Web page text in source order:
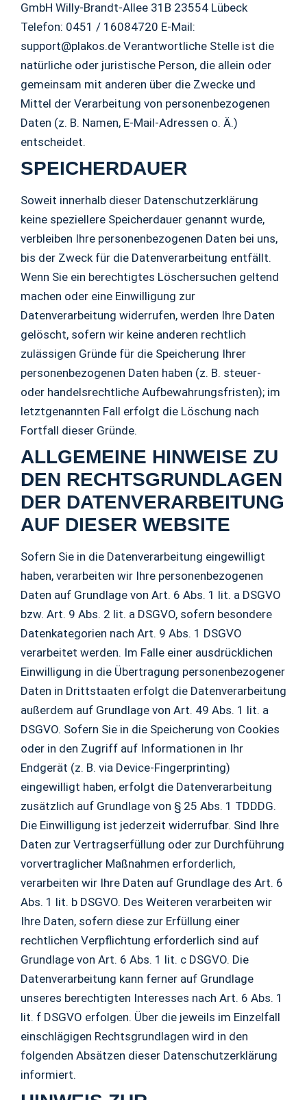
GmbH Willy-Brandt-Allee 31B 23554 Lübeck
Telefon: 0451 / 16084720 E-Mail:
support@plakos.de Verantwortliche Stelle ist die
natürliche oder juristische Person, die allein oder
gemeinsam mit anderen über die Zwecke und
Mittel der Verarbeitung von personenbezogenen
Daten (z. B. Namen, E-Mail-Adressen o. Ä.)
entscheidet.
SPEICHERDAUER
Soweit innerhalb dieser Datenschutzerklärung
keine speziellere Speicherdauer genannt wurde,
verbleiben Ihre personenbezogenen Daten bei uns,
bis der Zweck für die Datenverarbeitung entfällt.
Wenn Sie ein berechtigtes Löschersuchen geltend
machen oder eine Einwilligung zur
Datenverarbeitung widerrufen, werden Ihre Daten
gelöscht, sofern wir keine anderen rechtlich
zulässigen Gründe für die Speicherung Ihrer
personenbezogenen Daten haben (z. B. steuer-
oder handelsrechtliche Aufbewahrungsfristen); im
letztgenannten Fall erfolgt die Löschung nach
Fortfall dieser Gründe.
ALLGEMEINE HINWEISE ZU
DEN RECHTSGRUNDLAGEN
DER DATENVERARBEITUNG
AUF DIESER WEBSITE
Sofern Sie in die Datenverarbeitung eingewilligt
haben, verarbeiten wir Ihre personenbezogenen
Daten auf Grundlage von Art. 6 Abs. 1 lit. a DSGVO
bzw. Art. 9 Abs. 2 lit. a DSGVO, sofern besondere
Datenkategorien nach Art. 9 Abs. 1 DSGVO
verarbeitet werden. Im Falle einer ausdrücklichen
Einwilligung in die Übertragung personenbezogener
Daten in Drittstaaten erfolgt die Datenverarbeitung
außerdem auf Grundlage von Art. 49 Abs. 1 lit. a
DSGVO. Sofern Sie in die Speicherung von Cookies
oder in den Zugriff auf Informationen in Ihr
Endgerät (z. B. via Device-Fingerprinting)
eingewilligt haben, erfolgt die Datenverarbeitung
zusätzlich auf Grundlage von § 25 Abs. 1 TDDDG.
Die Einwilligung ist jederzeit widerrufbar. Sind Ihre
Daten zur Vertragserfüllung oder zur Durchführung
vorvertraglicher Maßnahmen erforderlich,
verarbeiten wir Ihre Daten auf Grundlage des Art. 6
Abs. 1 lit. b DSGVO. Des Weiteren verarbeiten wir
Ihre Daten, sofern diese zur Erfüllung einer
rechtlichen Verpflichtung erforderlich sind auf
Grundlage von Art. 6 Abs. 1 lit. c DSGVO. Die
Datenverarbeitung kann ferner auf Grundlage
unseres berechtigten Interesses nach Art. 6 Abs. 1
lit. f DSGVO erfolgen. Über die jeweils im Einzelfall
einschlägigen Rechtsgrundlagen wird in den
folgenden Absätzen dieser Datenschutzerklärung
informiert.